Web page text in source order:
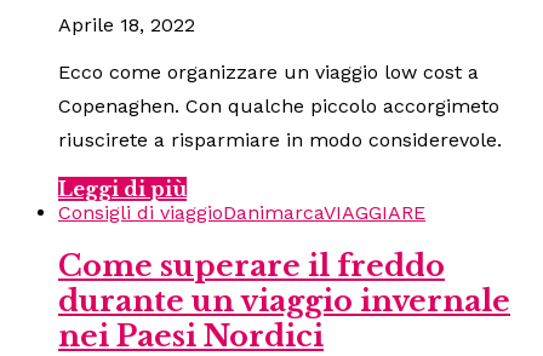
Aprile 18, 2022
Ecco come organizzare un viaggio low cost a
Copenaghen. Con qualche piccolo accorgimeto
riuscirete a risparmiare in modo considerevole.
Leggi di più
Consigli di viaggioDanimarcaVIAGGIARE
Come superare il freddo
durante un viaggio invernale
nei Paesi Nordici